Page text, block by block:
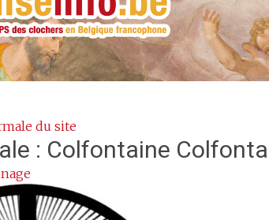
du site
: Colfontaine